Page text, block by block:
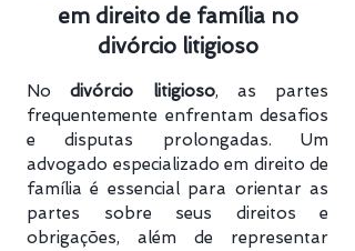
em direito de família no
divórcio litigioso
Nodivórcio litigioso, as partes
frequentemente enfrentam desafios
e disputas prolongadas. Um
advogado especializado em direito de
família é essencial para orientar as
partes sobre seus direitos e
obrigações, além de representar